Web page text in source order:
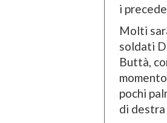
i
Molti
soldati
Buttà,
pochi
di destra